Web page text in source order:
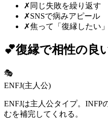
✗ 同じ失敗を繰り返す
✗SNSで病みアピール
✗焦って「復縁したい
💕復縁で相性の良
🎭
ENFJ(主人公)
ENFJは主人公タイプ。INFP
むを補完してくれる。